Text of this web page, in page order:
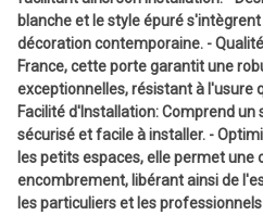
blanche et le style épuré
décoration contemporaine. -
France, cette porte garantit une
exceptionnelles, résistant à l'usure
Facilité d'Installation: Comprend
sécurisé et facile à installer. -
les petits espaces, elle permet
encombrement, libérant ainsi de
les particuliers et les